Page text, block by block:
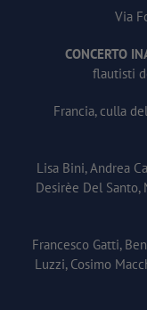
Via
CONCERTO
flautisti
Francia, culla
Lisa Bini, Andrea
Desirèe Del Santo,
Francesco Gatti,
Luzzi, Cosimo